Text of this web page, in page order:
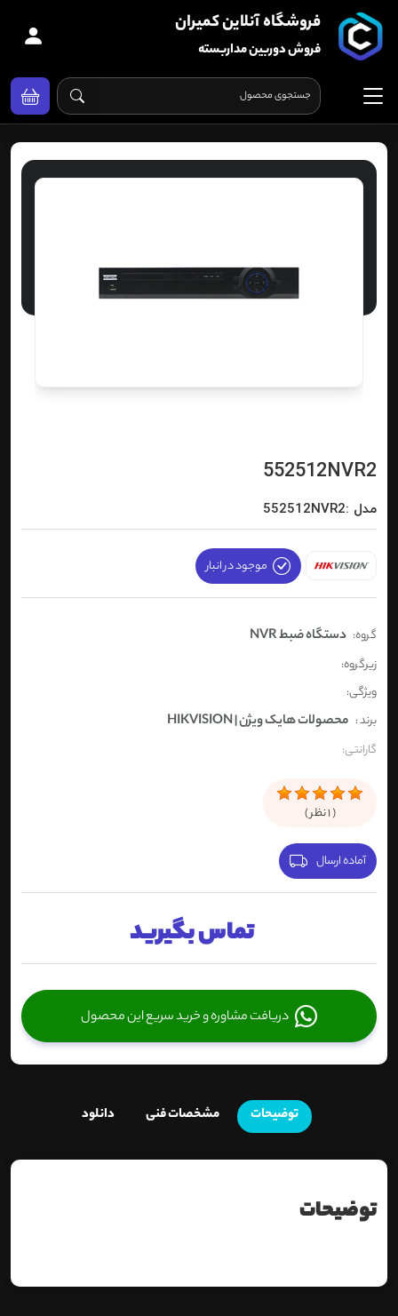
فروشگاه آنلاین کمیران
فروش دوربین مداربسته
552512NVR2
مدل :552512NVR2
موجود در انبار
گروه: دستگاه ضبط NVR
زیرگروه:
ویژگی:
برند : محصولات هایک ویژن | HIKVISION
گارانتی:
(
1نظر )
آماده ارسال
تماس بگیرید
دریافت مشاوره و خرید سریع این محصول
توضیحات مشخصات فنی دانلود
توضیحات